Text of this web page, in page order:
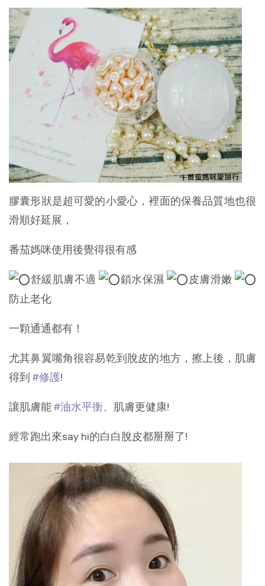
膠囊形狀是超可愛的小愛心，裡面的保養品質地也很
滑順好延展，
番茄媽咪使用後覺得很有感
舒緩肌膚不適 鎖水保濕
皮膚滑嫩
防止老化
一顆通通都有！
尤其鼻翼嘴角很容易乾到脫皮的地方，擦上後，肌膚
得到 #修護!
讓肌膚能#油水平衡、肌膚更健康!
經常跑出來say hi的白白脫皮都掰掰了!